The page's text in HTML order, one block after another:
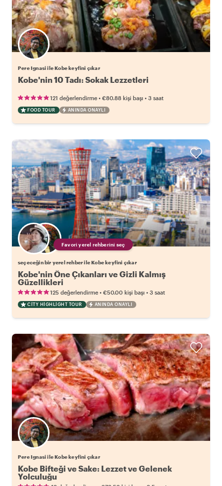
Pere Ignasi ile Kobe keyfini çıkar
Kobe'nin 10 Tadı: Sokak Lezzetleri
121 değerlendirme • €80.88 kişi başı • 3 saat
FOOD TOUR ANINDA ONAYLI
Favori yerel rehberini seç
seçeceğin bir yerel rehber ile Kobe keyfini çıkar
Kobe'nin Öne Çıkanları ve Gizli Kalmış
Güzellikleri
125 değerlendirme • €50.00 kişi başı • 3 saat
CITY HIGHLIGHT TOUR ANINDA ONAYLI
Pere Ignasi ile Kobe keyfini çıkar
Kobe Bifteği ve Sake: Lezzet ve Gelenek
Yolculuğu